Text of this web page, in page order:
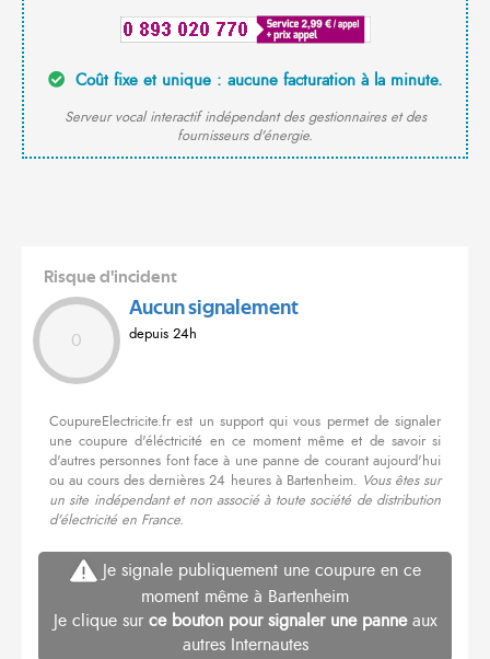
Coût fixe et unique : aucune facturation à la minute.
Serveur vocal interactif indépendant des gestionnaires et des
fournisseurs d'énergie.
Risque d'incident
0
Aucun signalement
depuis 24h
CoupureElectricite.fr est un support qui vous permet de signaler
une coupure d'éléctricité en ce moment même et de savoir si
d'autres personnes font face à une panne de courant aujourd'hui
ou au cours des dernières 24 heures à Bartenheim. Vous êtes sur
un site indépendant et non associé à toute société de distribution
d'électricité en France.
Je signale publiquement une coupure en ce
moment même à Bartenheim
Je clique sur ce bouton pour signaler une panneaux
autres Internautes